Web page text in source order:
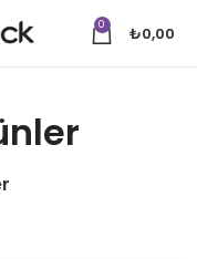
0 ₺0,00